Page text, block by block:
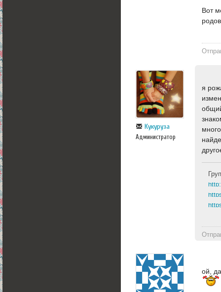
Вот
Кукуруза
Администратор
я
ой,